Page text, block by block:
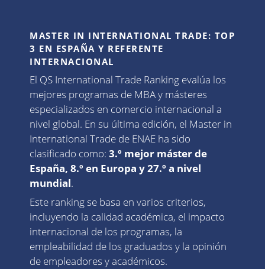
MASTER IN INTERNATIONAL TRADE: TOP
3 EN ESPAÑA Y REFERENTE
INTERNACIONAL
El QS International Trade Ranking evalúa los
mejores programas de MBA y másteres
especializados en comercio internacional a
nivel global. En su última edición, el Master in
International Trade de ENAE ha sido
clasificado como: 3.º mejor máster de
España, 8.º en Europa y 27.º a nivel
mundial.
Este ranking se basa en varios criterios,
incluyendo la calidad académica, el impacto
internacional de los programas, la
empleabilidad de los graduados y la opinión
de empleadores y académicos.